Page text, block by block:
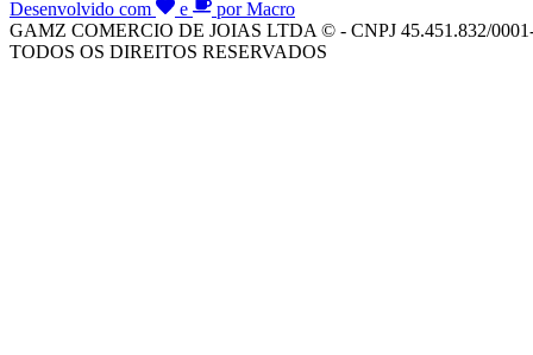
Desenvolvido com e
por Macro
GAMZ COMERCIO DE JOIAS LTDA © - CNPJ 45.451.832/
TODOS OS DIREITOS RESERVADOS